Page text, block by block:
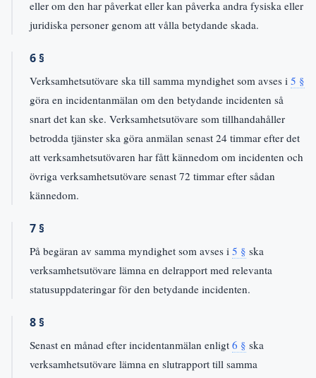
eller om den har påverkat eller kan påverka andra fysiska eller
juridiska personer genom att vålla betydande skada.
6 §
Verksamhetsutövare ska till samma myndighet som avses i 5 §
göra en incidentanmälan om den betydande incidenten så
snart det kan ske. Verksamhetsutövare som tillhandahåller
betrodda tjänster ska göra anmälan senast 24 timmar efter det
att verksamhetsutövaren har fått kännedom om incidenten och
övriga verksamhetsutövare senast 72 timmar efter sådan
kännedom.
7 §
På begäran av samma myndighet som avses i 5 § ska
verksamhetsutövare lämna en delrapport med relevanta
statusuppdateringar för den betydande incidenten.
8 §
Senast en månad efter incidentanmälan enligt 6 § ska
verksamhetsutövare lämna en slutrapport till samma